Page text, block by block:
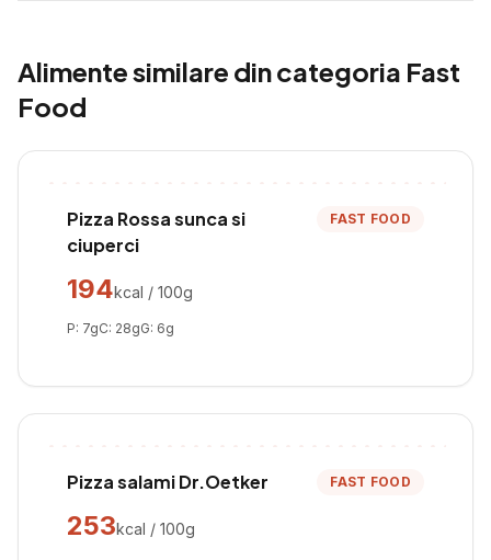
Alimente similare din categoria Fast
Food
Pizza Rossa sunca si
ciuperci
FAST FOOD
194kcal / 100g
P: 7gC: 28gG: 6g
Pizza salami Dr.Oetker FAST FOOD
253kcal / 100g